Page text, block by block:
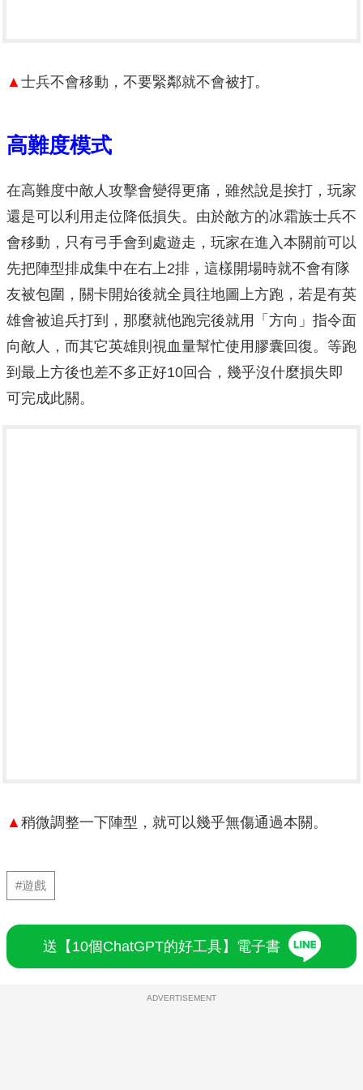
▲ 士兵不會移動，不要緊鄰就不會被打。
高難度模式
在高難度中敵人攻擊會變得更痛，雖然說是挨打，玩家
還是可以利用走位降低損失。由於敵方的冰霜族士兵不
會移動，只有弓手會到處遊走，玩家在進入本關前可以
先把陣型排成集中在右上2排，這樣開場時就不會有隊
友被包圍，關卡開始後就全員往地圖上方跑，若是有英
雄會被追兵打到，那麼就他跑完後就用「方向」指令面
向敵人，而其它英雄則視血量幫忙使用膠囊回復。等跑
到最上方後也差不多正好10回合，幾乎沒什麼損失即
可完成此關。
▲ 稍微調整一下陣型，就可以幾乎無傷通過本關。
#遊戲
送【10個ChatGPT的好工具】電子書
ADVERTISEMENT